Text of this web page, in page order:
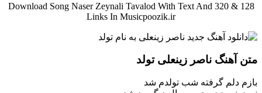
Download Song Naser Zeynali Tavalod With Text And 320 & 128
Links In Musicpoozik.ir
متن آهنگ ناصر زینعلی تولد
بازم دلم گرفته شب تولدم شد